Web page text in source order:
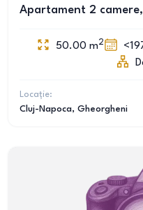
Apartament 2
50.00 m2
Locație:
Cluj-Napoca, Gheorgheni